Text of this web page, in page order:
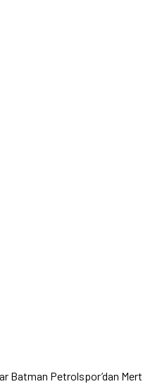
Batman Petrolspor’dan Mert